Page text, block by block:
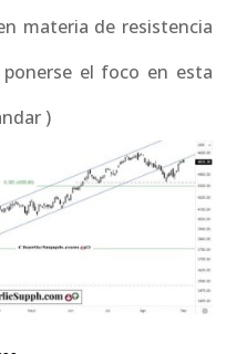
materia de resistencia
el foco en esta
)